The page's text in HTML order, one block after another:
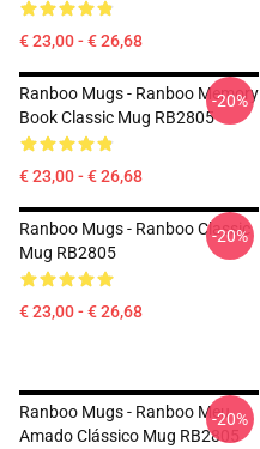
€ 23,00 - € 26,68
Ranboo Mugs - Ranboo Memory
Book Classic Mug RB2805
€ 23,00 - € 26,68
-20%
Ranboo Mugs - Ranboo Classic
Mug RB2805
€ 23,00 - € 26,68
-20%
Ranboo Mugs - Ranboo Meu
Amado Clássico Mug RB2805
-20%